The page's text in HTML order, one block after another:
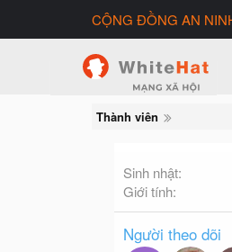
CỘNG ĐỒNG AN
Thành viên
Sinh nhật
Giới tính
Người theo dõi